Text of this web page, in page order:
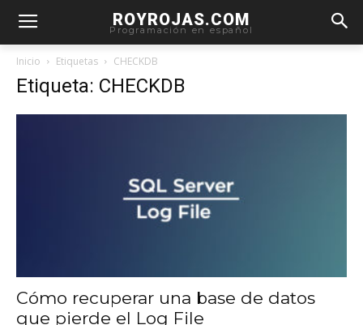
ROYROJAS.COM
Programación en español
Inicio Etiquetas CHECKDB
Etiqueta: CHECKDB
Cómo recuperar una base de datos
que pierde el Log File